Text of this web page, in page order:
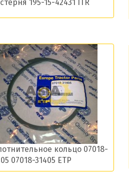
195-15-42431 ITR
кольцо 07018-
07018-31405 ETP